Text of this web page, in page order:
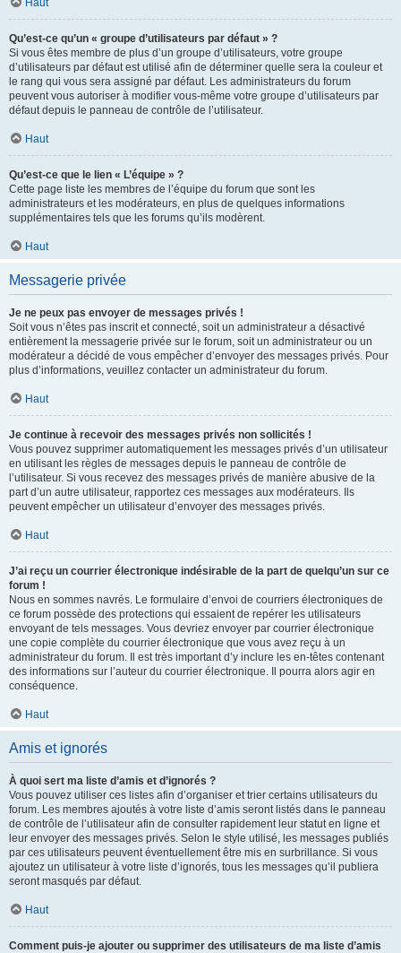
Haut
Qu’est-ce qu’un « groupe d’utilisateurs par défaut » ?
Si vous êtes membre de plus d’un groupe d’utilisateurs, votre groupe
d’utilisateurs par défaut est utilisé afin de déterminer quelle sera la couleur et
le rang qui vous sera assigné par défaut. Les administrateurs du forum
peuvent vous autoriser à modifier vous-même votre groupe d’utilisateurs par
défaut depuis le panneau de contrôle de l’utilisateur.
Haut
Qu’est-ce que le lien « L’équipe » ?
Cette page liste les membres de l’équipe du forum que sont les
administrateurs et les modérateurs, en plus de quelques informations
supplémentaires tels que les forums qu’ils modèrent.
Haut
Messagerie privée
Je ne peux pas envoyer de messages privés !
Soit vous n’êtes pas inscrit et connecté, soit un administrateur a désactivé
entièrement la messagerie privée sur le forum, soit un administrateur ou un
modérateur a décidé de vous empêcher d’envoyer des messages privés. Pour
plus d’informations, veuillez contacter un administrateur du forum.
Haut
Je continue à recevoir des messages privés non sollicités !
Vous pouvez supprimer automatiquement les messages privés d’un utilisateur
en utilisant les règles de messages depuis le panneau de contrôle de
l’utilisateur. Si vous recevez des messages privés de manière abusive de la
part d’un autre utilisateur, rapportez ces messages aux modérateurs. Ils
peuvent empêcher un utilisateur d’envoyer des messages privés.
Haut
J’ai reçu un courrier électronique indésirable de la part de quelqu’un sur ce
forum !
Nous en sommes navrés. Le formulaire d’envoi de courriers électroniques de
ce forum possède des protections qui essaient de repérer les utilisateurs
envoyant de tels messages. Vous devriez envoyer par courrier électronique
une copie complète du courrier électronique que vous avez reçu à un
administrateur du forum. Il est très important d’y inclure les en-têtes contenant
des informations sur l’auteur du courrier électronique. Il pourra alors agir en
conséquence.
Haut
Amis et ignorés
À quoi sert ma liste d’amis et d’ignorés ?
Vous pouvez utiliser ces listes afin d’organiser et trier certains utilisateurs du
forum. Les membres ajoutés à votre liste d’amis seront listés dans le panneau
de contrôle de l’utilisateur afin de consulter rapidement leur statut en ligne et
leur envoyer des messages privés. Selon le style utilisé, les messages publiés
par ces utilisateurs peuvent éventuellement être mis en surbrillance. Si vous
ajoutez un utilisateur à votre liste d’ignorés, tous les messages qu’il publiera
seront masqués par défaut.
Haut
Comment puis-je ajouter ou supprimer des utilisateurs de ma liste d’amis